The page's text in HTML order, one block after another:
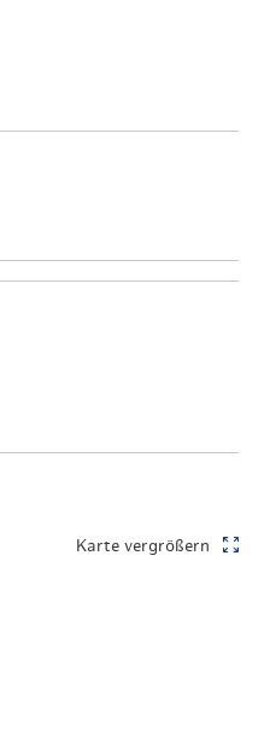
Karte vergrößern